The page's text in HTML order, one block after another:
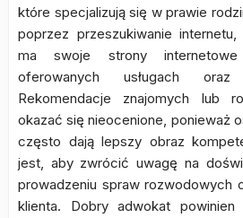
które specjalizują się w prawie
poprzez przeszukiwanie
ma swoje strony
oferowanych usługach
Rekomendacje znajomych lub
okazać się nieocenione, ponieważ
często dają lepszy obraz
jest, aby zwrócić uwagę na
prowadzeniu spraw rozwodowych
klienta. Dobry adwokat